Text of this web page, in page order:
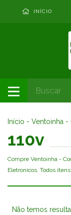
INÍCIO
Início - Ventoinha -
110v
Compre Ventoinha -
Eletronicos. Todos
Não temos